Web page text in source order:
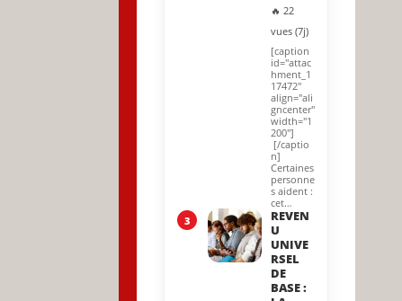
🔥 22
vues (7j)
[caption
id="attac
hment_1
17472"
align="ali
gncenter"
width="1
200"]
[/captio
n]
Certaines
personne
s aident :
cet…
3
REVEN
U
UNIVE
RSEL
DE
BASE :